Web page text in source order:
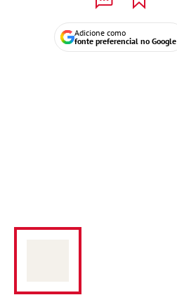
Adicione como
fonte preferencial no Google